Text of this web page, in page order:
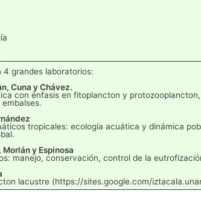
4 grandes laboratorios:
Cuna y Chávez.
con énfasis en fitoplancton y
tropicales: ecología acuática y dinámica
y Espinosa
manejo, conservación, control de la
lacustre (https://sites.google.com/